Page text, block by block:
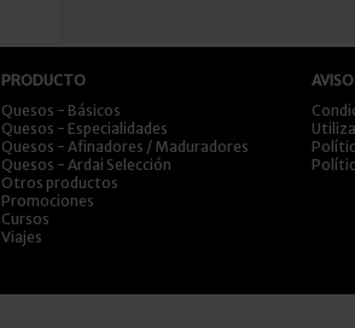
PRODUCTO
Quesos - Básicos
Quesos - Especialidades
Quesos - Afinadores / Maduradores
Quesos - Ardai Selección
Otros productos
Promociones
Cursos
Viajes